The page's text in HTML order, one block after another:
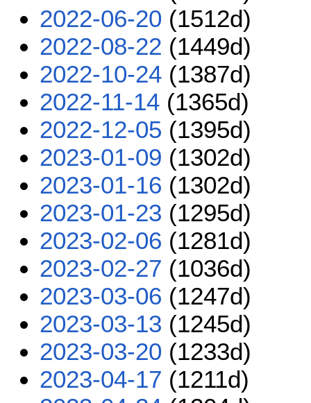
2022-06-20 (1512d)
2022-08-22 (1449d)
2022-10-24 (1387d)
2022-11-14 (1365d)
2022-12-05 (1395d)
2023-01-09 (1302d)
2023-01-16 (1302d)
2023-01-23 (1295d)
2023-02-06 (1281d)
2023-02-27 (1036d)
2023-03-06 (1247d)
2023-03-13 (1245d)
2023-03-20 (1233d)
2023-04-17 (1211d)